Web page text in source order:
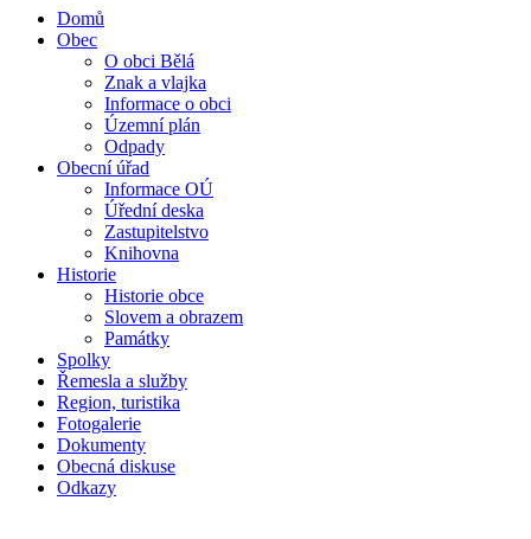
Domů
Obec
O obci Bělá
Znak a vlajka
Informace o obci
Územní plán
Odpady
Obecní úřad
Informace OÚ
Úřední deska
Zastupitelstvo
Knihovna
Historie
Historie obce
Slovem a obrazem
Památky
Spolky
Řemesla a služby
Region, turistika
Fotogalerie
Dokumenty
Obecná diskuse
Odkazy